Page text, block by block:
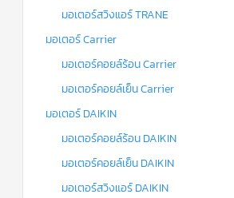
มอเตอร์สวิงแอร์ TRANE
มอเตอร์ Carrier
มอเตอร์คอยล์ร้อน Carrier
มอเตอร์คอยล์เย็น Carrier
มอเตอร์ DAIKIN
มอเตอร์คอยล์ร้อน DAIKIN
มอเตอร์คอยล์เย็น DAIKIN
มอเตอร์สวิงแอร์ DAIKIN